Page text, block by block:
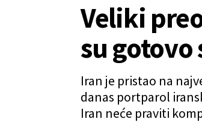
Veliki
su gotovo
Iran je pristao na
danas portparol
Iran neće praviti